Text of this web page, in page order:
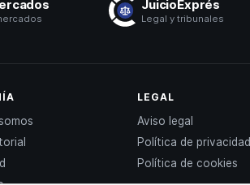
JuicioExprés
Legal y tribunales
LEGAL
Aviso legal
Política de privacidad
Política de cookies